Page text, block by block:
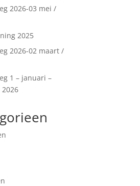
2026-03 mei /
2025
2026-02 maart /
1 – januari –